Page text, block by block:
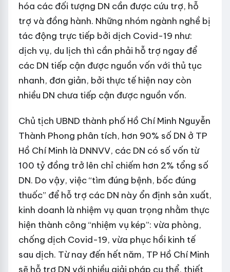
hóa các đối tượng DN cần được cứu trợ, hỗ
trợ và đồng hành. Những nhóm ngành nghề bị
tác động trực tiếp bởi dịch Covid-19 như:
dịch vụ, du lịch thì cần phải hỗ trợ ngay để
các DN tiếp cận được nguồn vốn với thủ tục
nhanh, đơn giản, bởi thực tế hiện nay còn
nhiều DN chưa tiếp cận được nguồn vốn.
Chủ tịch UBND thành phố Hồ Chí Minh Nguyễn
Thành Phong phân tích, hơn 90% số DN ở TP
Hồ Chí Minh là DNNVV, các DN có số vốn từ
100 tỷ đồng trở lên chỉ chiếm hơn 2% tổng số
DN. Do vậy, việc “tìm đúng bệnh, bốc đúng
thuốc” để hỗ trợ các DN này ổn định sản xuất,
kinh doanh là nhiệm vụ quan trọng nhằm thực
hiện thành công “nhiệm vụ kép”: vừa phòng,
chống dịch Covid-19, vừa phục hồi kinh tế
sau dịch. Từ nay đến hết năm, TP Hồ Chí Minh
sẽ hỗ trợ DN với nhiều giải pháp cụ thể, thiết